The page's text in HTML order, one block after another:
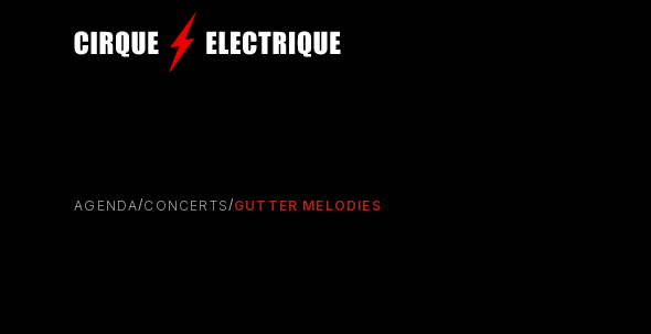
AGENDA/CONCERTS/GUTTER MELODIES